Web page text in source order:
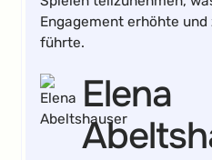
Engagement erhöhte
führte.
Elena